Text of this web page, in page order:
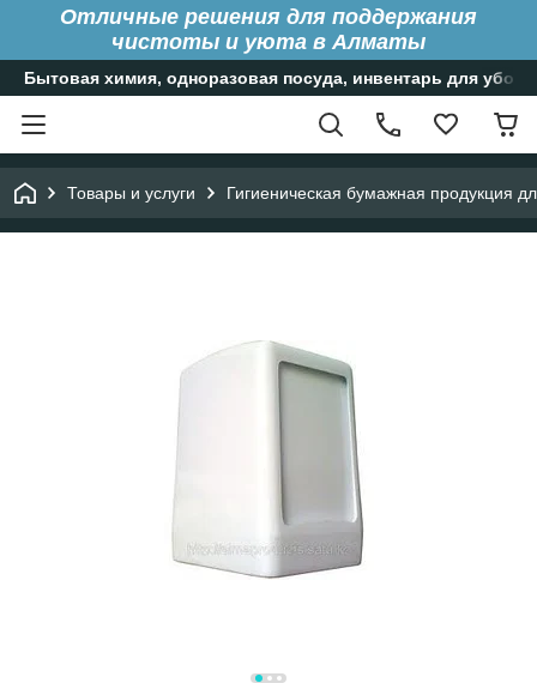
Отличные решения для поддержания
чистоты и уюта в Алматы
Бытовая химия, одноразовая посуда, инвентарь для
Товары и услуги Гигиеническая бумажная продукция